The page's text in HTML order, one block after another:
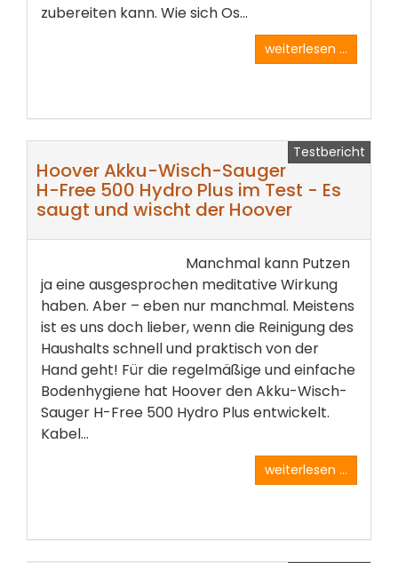
zubereiten kann. Wie sich Os...
weiterlesen ...
Testbericht
Hoover Akku-Wisch-Sauger
H-Free 500 Hydro Plus im Test - Es
saugt und wischt der Hoover
Manchmal kann Putzen
ja eine ausgesprochen meditative Wirkung
haben. Aber – eben nur manchmal. Meistens
ist es uns doch lieber, wenn die Reinigung des
Haushalts schnell und praktisch von der
Hand geht! Für die regelmäßige und einfache
Bodenhygiene hat Hoover den Akku-Wisch-
Sauger H-Free 500 Hydro Plus entwickelt.
Kabel...
weiterlesen ...